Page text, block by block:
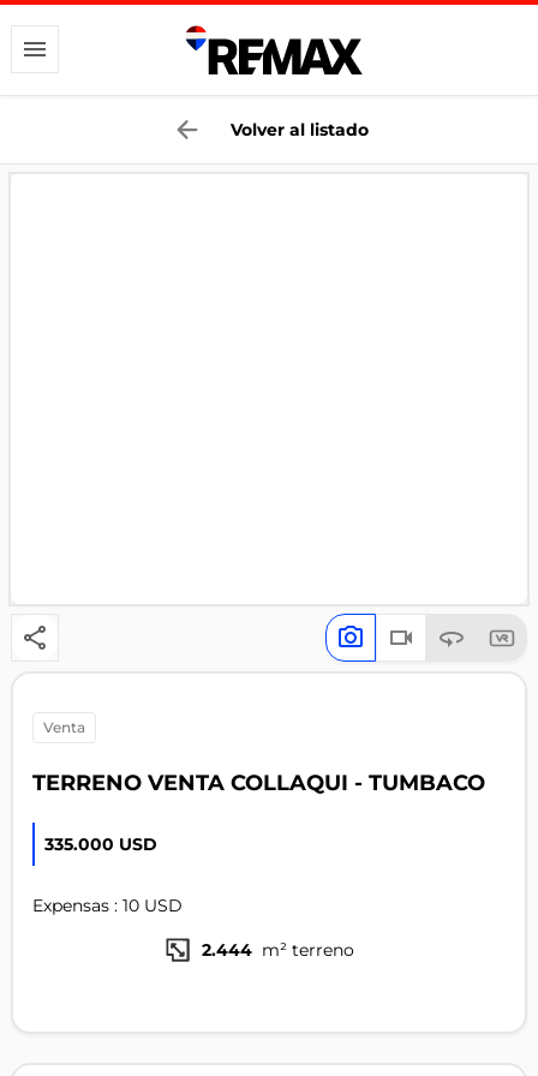
Volver al listado
venta
TERRENO VENTA COLLAQUI - TUMBACO
335.000 USD
Expensas : 10 USD
2.444 m² terreno